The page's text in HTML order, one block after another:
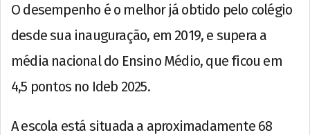
O desempenho é o melhor já obtido pelo colégio
desde sua inauguração, em 2019, e supera a
média nacional do Ensino Médio, que ficou em
4,5 pontos no Ideb 2025.
A escola está situada a aproximadamente 68